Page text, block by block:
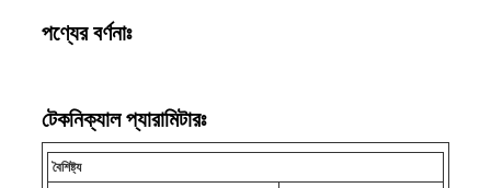
পণ্যের বর্ণনাঃ
টেকনিক্যাল প্যারামিটারঃ
বৈশিষ্ট্য